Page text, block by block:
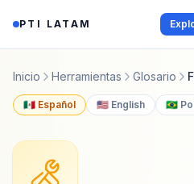
PTI LATAM
Inicio Herramientas Glosario
🇲🇽 Español 🇺🇸 English 🇧🇷